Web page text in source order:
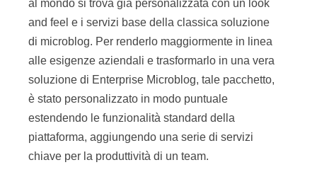
al mondo si trova già personalizzata con un look
and feel e i servizi base della classica soluzione
di microblog. Per renderlo maggiormente in linea
alle esigenze aziendali e trasformarlo in una vera
soluzione di Enterprise Microblog, tale pacchetto,
è stato personalizzato in modo puntuale
estendendo le funzionalità standard della
piattaforma, aggiungendo una serie di servizi
chiave per la produttività di un team.